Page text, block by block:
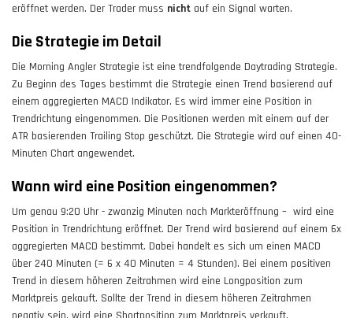
eröffnet werden. Der Trader muss nicht auf ein Signal warten.
Die Strategie im Detail
Die Morning Angler Strategie ist eine trendfolgende Daytrading Strategie.
Zu Beginn des Tages bestimmt die Strategie einen Trend basierend auf
einem aggregierten MACD Indikator. Es wird immer eine Position in
Trendrichtung eingenommen. Die Positionen werden mit einem auf der
ATR basierenden Trailing Stop geschützt. Die Strategie wird auf einen 40-
Minuten Chart angewendet.
Wann wird eine Position eingenommen?
Um genau 9:20 Uhr - zwanzig Minuten nach Markteröffnung – wird eine
Position in Trendrichtung eröffnet. Der Trend wird basierend auf einem 6x
aggregierten MACD bestimmt. Dabei handelt es sich um einen MACD
über 240 Minuten (= 6 x 40 Minuten = 4 Stunden). Bei einem positiven
Trend in diesem höheren Zeitrahmen wird eine Longposition zum
Marktpreis gekauft. Sollte der Trend in diesem höheren Zeitrahmen